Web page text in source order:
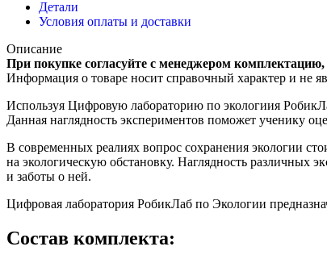
Детали
Условия оплаты и доставки
Описание
При покупке согласуйте с менеджером
Информация о товаре носит справочный характер и не
Используя Цифровую лабораторию по экологиия
Данная наглядность экспериментов поможет ученику
В современных реалиях вопрос сохранения экологии
на экологическую обстановку. Наглядность
и заботы о ней.
Цифровая лаборатория РобикЛаб по Экологии
Состав комплекта: